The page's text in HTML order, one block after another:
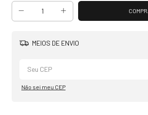
MEIOS DE ENVIO
Não sei meu CEP